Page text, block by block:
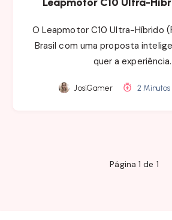
O Leapmotor C10 Ultra-Híbrido
Brasil com uma proposta
quer a
JosiGamer 2
Página 1 de 1